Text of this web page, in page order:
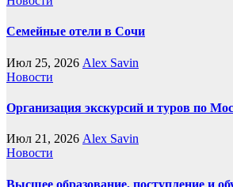
Семейные отели в Сочи
Июл 25, 2026 Alex Savin
Новости
Организация экскурсий и туров по
Июл 21, 2026 Alex Savin
Новости
Высшее образование, поступление и